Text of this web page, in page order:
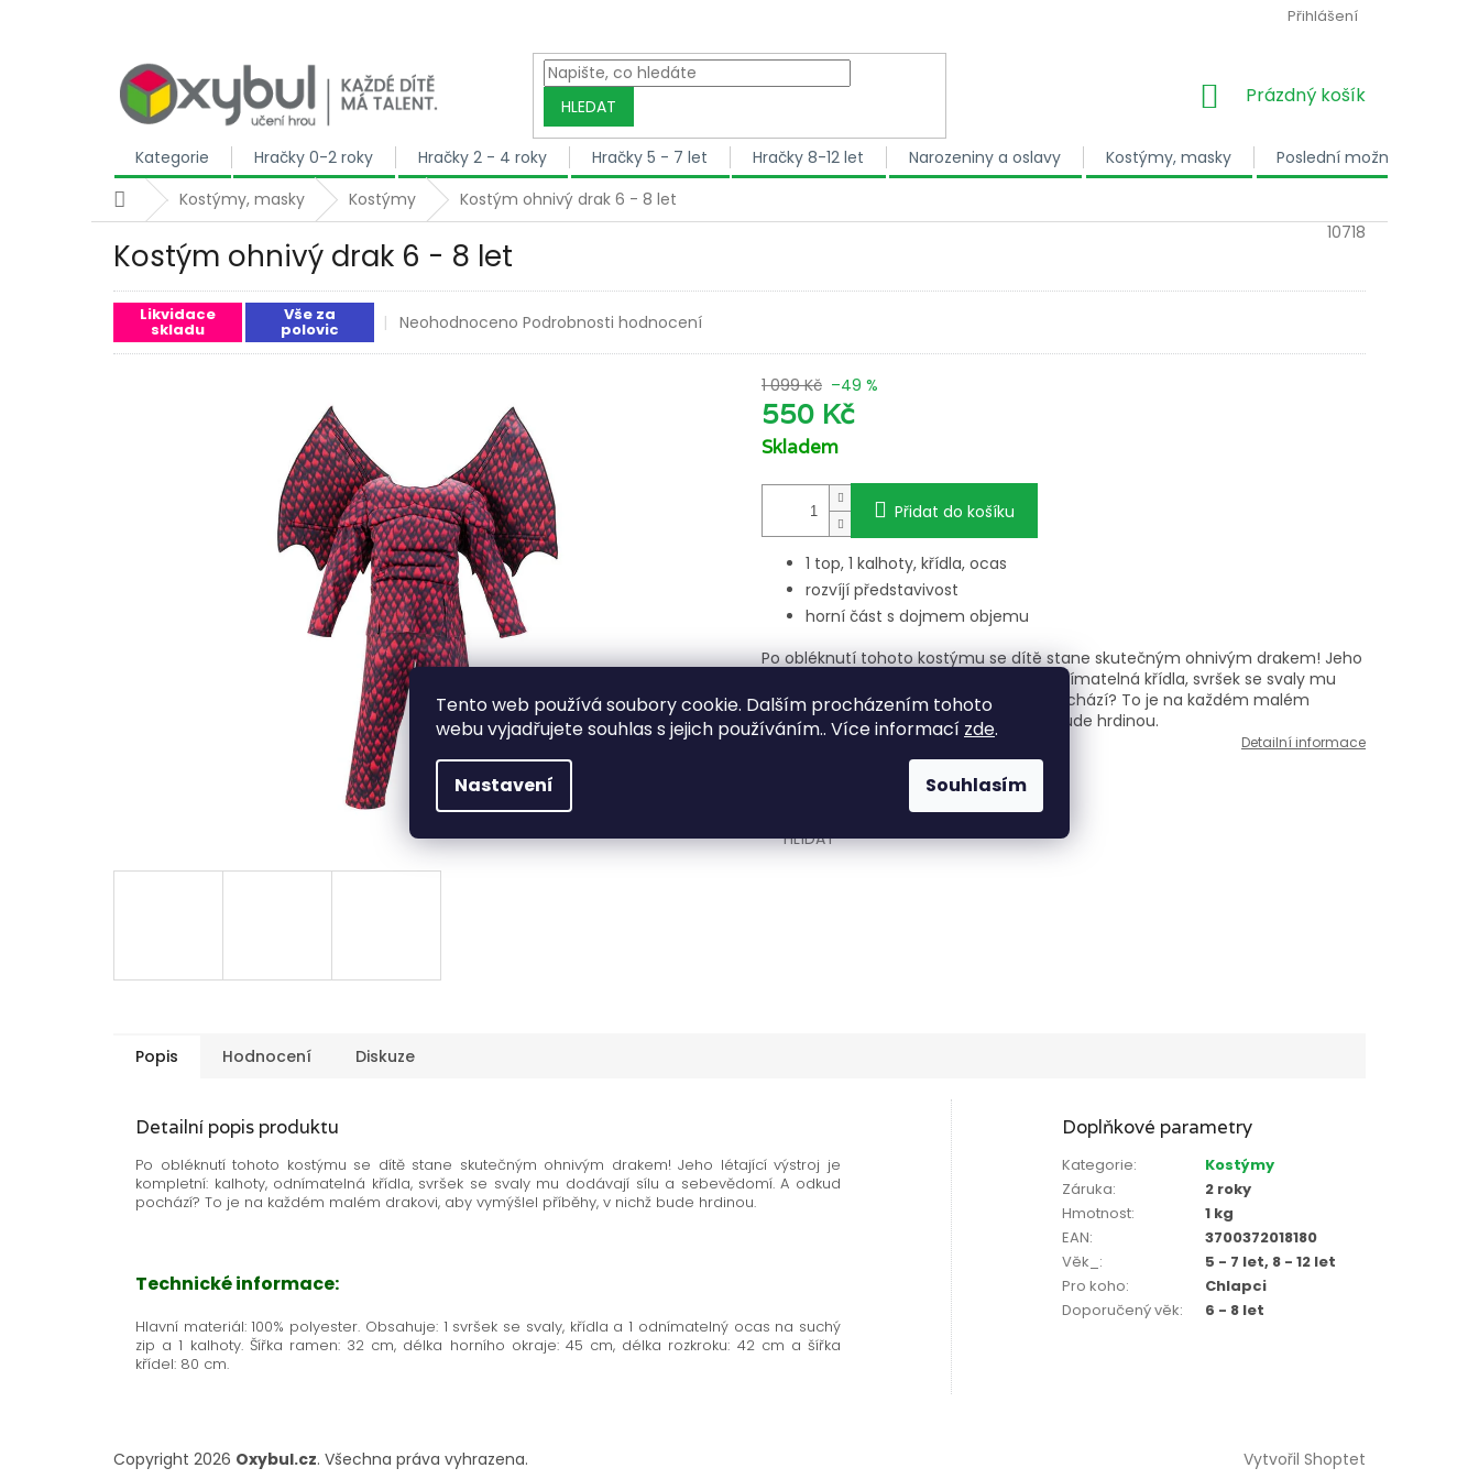
Tento web používá soubory cookie. Dalším procházením tohoto
webu vyjadřujete souhlas s jejich používáním.. Více informací zde.
Nastavení Souhlasím
Přihlášení
HLEDAT NÁKUPNÍ KOŠÍK
Prázdný košík
Kategorie Hračky 0-2 roky Hračky 2 - 4 roky Hračky 5 - 7 let Hračky 8-12 let Narozeniny a oslavy Kostýmy, masky Poslední možnost
DomůKostýmy, masky Kostýmy Kostým ohnivý drak 6 - 8 let
Kostým ohnivý drak 6 - 8 let
10718
Likvidace
skladu
Vše za
polovic Průměrné hodnocení produktu je 0,0 z 5 hvězdiček.
Neohodnoceno Podrobnosti hodnocení
1 099 Kč –49 %
550 Kč
Skladem
Přidat do košíku
1 top, 1 kalhoty, křídla, ocas
rozvíjí představivost
horní část s dojmem objemu
Po obléknutí tohoto kostýmu se dítě stane skutečným ohnivým drakem! Jeho
létající výstroj je kompletní: kalhoty, odnímatelná křídla, svršek se svaly mu
dodávají sílu a sebevědomí. A odkud pochází? To je na každém malém
drakovi, aby vymýšlel příběhy, v nichž bude hrdinou.
Detailní informace
HLÍDAT
Popis Hodnocení Diskuze
Detailní popis produktu
Po obléknutí tohoto kostýmu se dítě stane skutečným ohnivým drakem! Jeho létající výstroj je
kompletní: kalhoty, odnímatelná křídla, svršek se svaly mu dodávají sílu a sebevědomí. A odkud
pochází? To je na každém malém drakovi, aby vymýšlel příběhy, v nichž bude hrdinou.
Technické informace:
Hlavní materiál: 100% polyester. Obsahuje: 1 svršek se svaly, křídla a 1 odnímatelný ocas na suchý
zip a 1 kalhoty. Šířka ramen: 32 cm, délka horního okraje: 45 cm, délka rozkroku: 42 cm a šířka
křídel: 80 cm.
Doplňkové parametry
Kategorie:
Kostýmy
Záruka:
2 roky
Hmotnost:
1 kg
EAN:
3700372018180
Věk_ :
5 - 7 let, 8 - 12 let
Pro koho:
Chlapci
Doporučený věk: 6 - 8 let
Vytvořil Shoptet
Copyright 2026 Oxybul.cz. Všechna práva vyhrazena.